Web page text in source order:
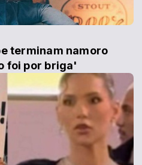
terminam namoro
foi por briga'